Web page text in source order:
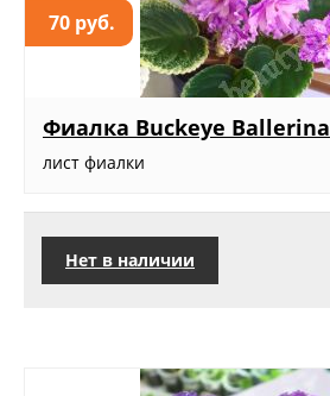
70 руб.
Фиалка Buckeye Ballerina
лист фиалки
Нет в наличии